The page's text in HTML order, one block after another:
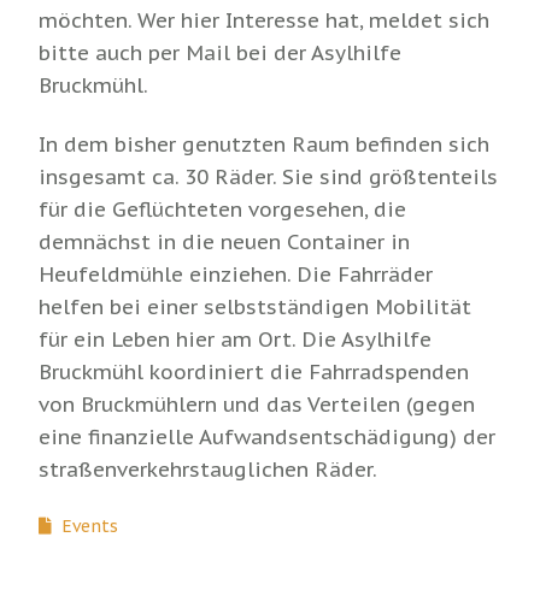
möchten. Wer hier Interesse hat, meldet sich
bitte auch per Mail bei der Asylhilfe
Bruckmühl.
In dem bisher genutzten Raum befinden sich
insgesamt ca. 30 Räder. Sie sind größtenteils
für die Geflüchteten vorgesehen, die
demnächst in die neuen Container in
Heufeldmühle einziehen. Die Fahrräder
helfen bei einer selbstständigen Mobilität
für ein Leben hier am Ort. Die Asylhilfe
Bruckmühl koordiniert die Fahrradspenden
von Bruckmühlern und das Verteilen (gegen
eine finanzielle Aufwandsentschädigung) der
straßenverkehrstauglichen Räder.
Events